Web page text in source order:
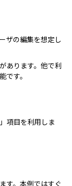
ザの編集を想定し
あります。他で利
です。
項目を利用しま
す。本例ではすぐ